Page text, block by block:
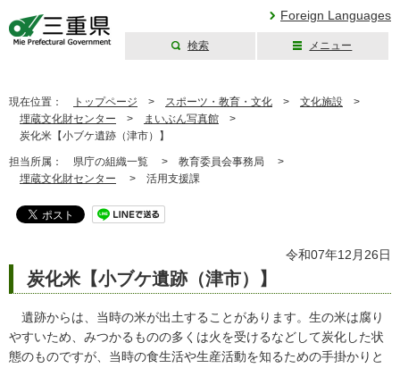
Foreign Languages
検索 メニュー
現在位置： トップページ > スポーツ・教育・文化 > 文化施設 >
埋蔵文化財センター > まいぶん写真館 >
炭化米【小ブケ遺跡（津市）】
担当所属： 県庁の組織一覧 > 教育委員会事務局 >
埋蔵文化財センター > 活用支援課
令和07年12月26日
炭化米【小ブケ遺跡（津市）】
遺跡からは、当時の米が出土することがあります。生の米は腐り
やすいため、みつかるものの多くは火を受けるなどして炭化した状
態のものですが、当時の食生活や生産活動を知るための手掛かりと